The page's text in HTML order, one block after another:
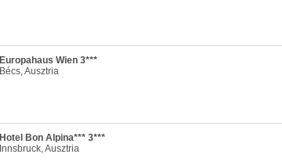
Europahaus Wien 3***
Bécs, Ausztria
Hotel Bon Alpina*** 3***
Innsbruck, Ausztria